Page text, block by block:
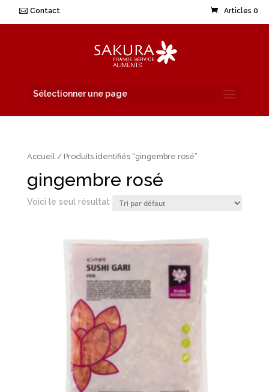
Contact Articles 0
Sélectionner une page
Accueil/ Produits identifiés “gingembre rosé”
gingembre rosé
Voici le seul résultat